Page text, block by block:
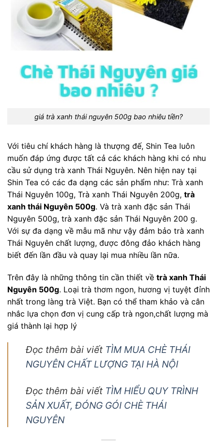
giá trà xanh thái nguyên 500g bao nhiêu tiền?
Với tiêu chí khách hàng là thượng đế, Shin Tea luôn
muốn đáp ứng được tất cả các khách hàng khi có nhu
cầu sử dụng trà xanh Thái Nguyên. Nên hiện nay tại
Shin Tea có các đa dạng các sản phẩm như: Trà xanh
Thái Nguyên 100g, Trà xanh Thái Nguyên 200g, trà
xanh thái Nguyên 500g. Và trà xanh đặc sản Thái
Nguyên 500g, trà xanh đặc sản Thái Nguyên 200 g.
Với sự đa dạng về mẫu mã như vậy đảm bảo trà xanh
Thái Nguyên chất lượng, được đông đảo khách hàng
biết đến lần đầu và quay lại mua nhiều lần nữa.
Trên đây là những thông tin cần thiết về trà xanh Thái
Nguyên 500g. Loại trà thơm ngon, hương vị tuyệt đỉnh
nhất trong làng trà Việt. Bạn có thể tham khảo và cân
nhắc lựa chọn đơn vị cung cấp trà ngon,chất lượng mà
giá thành lại hợp lý
Đọc thêm bài viết TÌM MUA CHÈ THÁI
NGUYÊN CHẤT LƯỢNG TẠI HÀ NỘI
Đọc thêm bài viết TÌM HIỂU QUY TRÌNH
SẢN XUẤT, ĐÓNG GÓI CHÈ THÁI
NGUYÊN